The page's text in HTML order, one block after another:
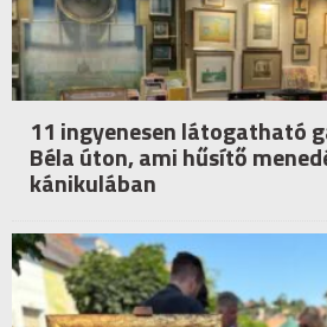
11 ingyenesen látogatható
Béla úton, ami hűsítő
kánikulában